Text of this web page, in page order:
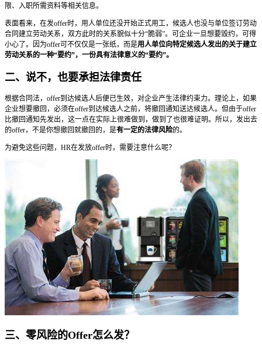
限、入职所需资料等相关信息。
表面看来，在发offer时，用人单位还没开始正式用工，候选人也没与单位签订劳动
合同建立劳动关系，双方此时的关系貌似十分“脆弱”。可企业一旦想要毁约，可得
小心了。因为offer可不仅仅是一张纸，而是用人单位向特定候选人发出的关于建立
劳动关系的一种“要约”，一份具有法律意义的“要约”。
二、说不，也要承担法律责任
根据合同法，offer到达候选人后便已生效，对企业产生法律约束力。理论上，如果
企业想要撤回，必须在offer到达候选人之前，将撤回通知送达候选人。但由于offer
比撤回通知先发出，这一点在实际上很难做到，做到了也很难证明。所以，发出去
的offer，不是你想撤回就撤回的，是有一定的法律风险的。
为避免这些问题，HR在发放offer时，需要注意什么呢？
三、零风险的Offer怎么发？